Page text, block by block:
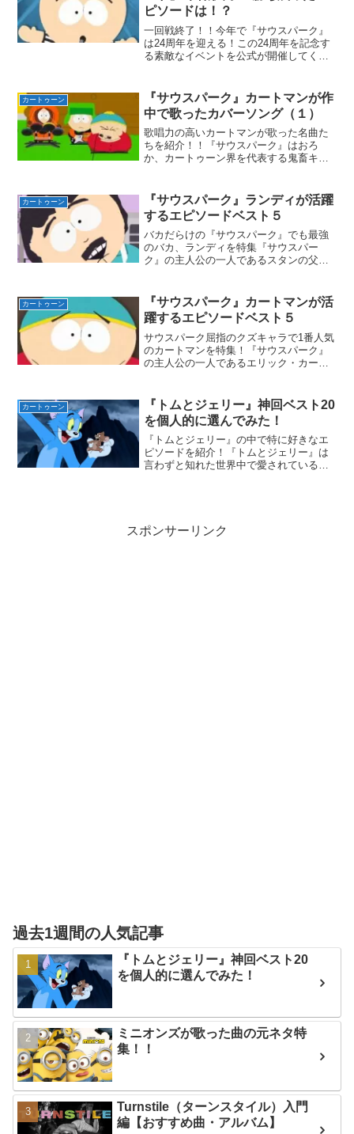
ピソードは！？
一回戦終了！！今年で『サウスパーク』
は24周年を迎える！この24周年を記念す
る素敵なイベントを公式が開催してくれ
ウスパーク』で人気のあるエピソード64
個から、どのエ...
カートゥーン
『サウスパーク』カートマンが作
中で歌ったカバーソング（１）
歌唱力の高いカートマンが歌った名曲た
ちを紹介！！『サウスパーク』はおろ
か、カートゥーン界を代表する鬼畜キャ
力は随一！！作中にある曲のほとんどは
カートマンによって歌われて...
カートゥーン
『サウスパーク』ランディが活躍
するエピソードベスト５
バカだらけの『サウスパーク』でも最強
のバカ、ランディを特集『サウスパー
ク』の主人公の一人であるスタンの父親
ら、僕の独断と偏見でベスト５を発表！
ただしランキングではなく好き...
カートゥーン
『サウスパーク』カートマンが活
躍するエピソードベスト５
サウスパーク屈指のクズキャラで1番人気
のカートマンを特集！『サウスパーク』
の主人公の一人であるエリック・カート
偏見でベスト５を発表！ただしランキン
グではなく好きなエピソ...
カートゥーン
『トムとジェリー』神回ベスト20
を個人的に選んでみた！
『トムとジェリー』の中で特に好きなエ
ピソードを紹介！『トムとジェリー』は
言わずと知れた世界中で愛されているカ
スポンサーリンク
過去1週間の人気記事
『トムとジェリー』神回ベスト20
を個人的に選んでみた！
ミニオンズが歌った曲の元ネタ特
集！！
Turnstile（ターンスタイル）入門
編【おすすめ曲・アルバム】